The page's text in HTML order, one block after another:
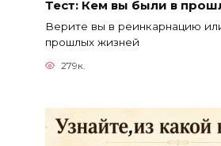
Тест: Кем вы были в
Верите вы в реинкарнацию
прошлых жизней
279к.